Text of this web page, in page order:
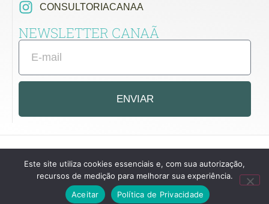
CONSULTORIACANAA
NEWSLETTER CANAÃ
ENVIAR
Este site utiliza cookies essenciais e, com sua autorização,
recursos de medição para melhorar sua experiência.
Aceitar
Política de Privacidade